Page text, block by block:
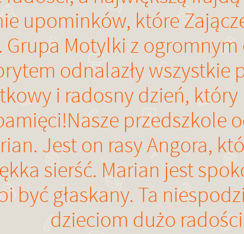
upominków, które
Grupa Motylki z
odnalazły wszystkie
i radosny dzień, który
Nasze przedszkole
Jest on rasy Angora,
sierść. Marian jest
być głaskany. Ta
dzieciom dużo